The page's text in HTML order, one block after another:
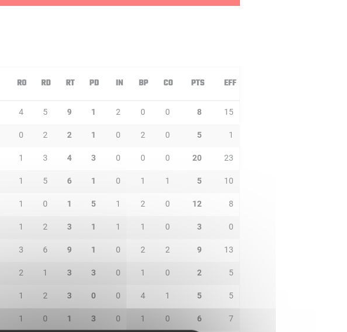
RO RD RT PD IN BP CO PTS EFF
4 5 9 1 2 0 0 8 15
0 2 2 1 0 2 0 5 1
1 3 4 3 0 0 0 20 23
1 5 6 1 0 1 1 5 10
1 0 1 5 1 2 0 12 8
1 2 3 1 1 1 0 3 0
3 6 9 1 0 2 2 9 13
2 1 3 3 0 1 0 2 5
1 2 3 0 0 4 1 5 5
1 0 1 3 0 1 0 6 7